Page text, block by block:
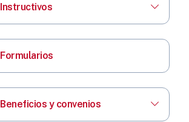
Instructivos
Formularios
Beneficios y convenios